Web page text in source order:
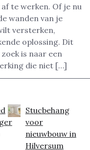
te werken. Of je nu
wanden van je
versterken,
oplossing. Dit
is naar een
die niet […]
Stucbehang
voor
nieuwbouw in
Hilversum